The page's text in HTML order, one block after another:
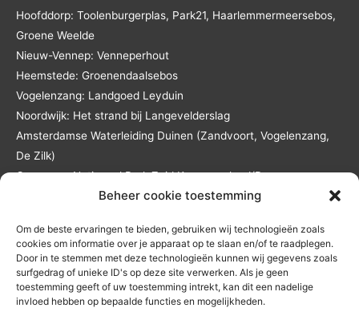
Beheer cookie toestemming
Om de beste ervaringen te bieden, gebruiken wij technologieën zoals
cookies om informatie over je apparaat op te slaan en/of te raadplegen.
Door in te stemmen met deze technologieën kunnen wij gegevens zoals
surfgedrag of unieke ID's op deze site verwerken. Als je geen
toestemming geeft of uw toestemming intrekt, kan dit een nadelige
invloed hebben op bepaalde functies en mogelijkheden.
Hoofddorp: Toolenburgerplas, Park21, Haarlemmermeersebos,
Groene Weelde
Nieuw-Vennep: Venneperhout
Heemstede: Groenendaalsebos
Vogelenzang: Landgoed Leyduin
Noordwijk: Het strand bij Langevelderslag
Amsterdamse Waterleiding Duinen (Zandvoort, Vogelenzang,
De Zilk)
Overveen: Nationaal Park Zuid Kennemerland/De
Kennemerduinen
Andere locaties in overleg en tegen reistijd- en
reiskostenvergoeding.